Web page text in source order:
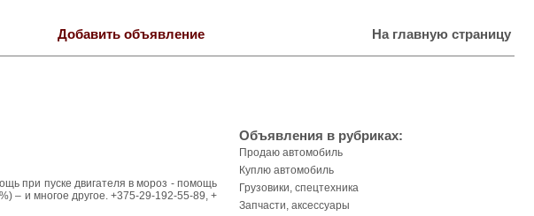
Добавить объявление На главную страницу
при пуске двигателя в мороз - помощь
– и многое другое. +375-29-192-55-89, +
Объявления в рубриках:
Продаю автомобиль
Куплю автомобиль
Грузовики, спецтехника
Запчасти, аксессуары